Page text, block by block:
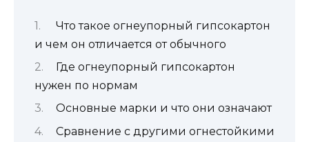
Что такое огнеупорный гипсокартон
и чем он отличается от обычного
Где огнеупорный гипсокартон
нужен по нормам
Основные марки и что они означают
Сравнение с другими огнестойкими